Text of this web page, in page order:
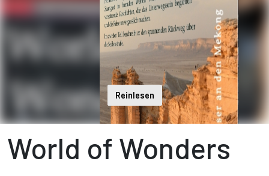
Reinlesen
World of Wonders